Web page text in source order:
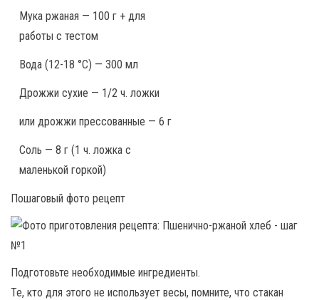
Мука ржаная — 100 г + для
работы с тестом
Вода (12-18 °С) — 300 мл
Дрожжи сухие — 1/2 ч. ложки
или дрожжи прессованные — 6 г
Соль — 8 г (1 ч. ложка с
маленькой горкой)
Пошаговый фото рецепт
Подготовьте необходимые ингредиенты.
Те, кто для этого не использует весы, помните, что стакан